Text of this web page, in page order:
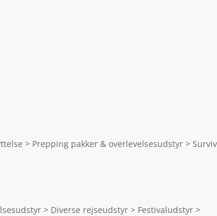
> Prepping pakker & overlevelsesudstyr >
> Diverse rejseudstyr > Festivaludstyr >